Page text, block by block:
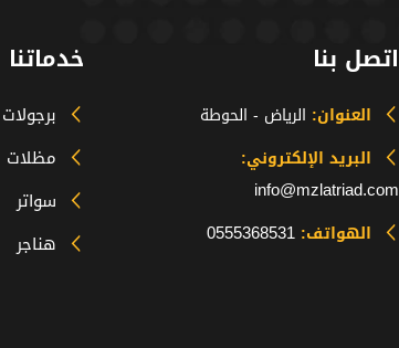
اتصل بنا
العنوان: الرياض - الحوطة
البريد الإلكتروني:
info@mzlatriad.com
الهواتف: 0555368531
خدماتنا
برجولات
مظلات
سواتر
هناجر